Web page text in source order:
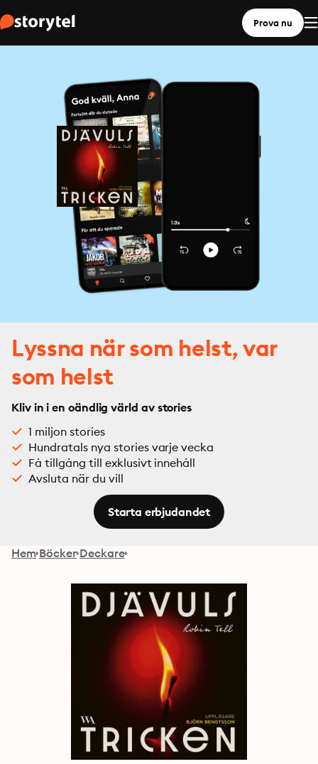
Prova nu
Lyssna när som helst, var
som helst
Kliv in i en oändlig värld av stories
1 miljon stories
Hundratals nya stories varje vecka
Få tillgång till exklusivt innehåll
Avsluta när du vill
Starta erbjudandet
Hem Böcker Deckare